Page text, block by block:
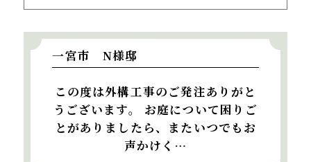
一宮市 N様邸
この度は外構工事のご発注ありがと
うございます。 お庭について困りご
とがありましたら、またいつでもお
声かけく…